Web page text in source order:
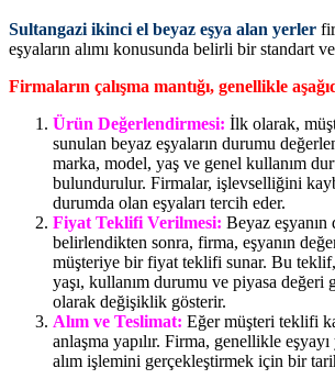
Sultangazi ikinci el beyaz eşya alan yerler
eşyaların alımı konusunda belirli bir standart
Firmaların çalışma mantığı, genellikle
Ürün Değerlendirmesi: İlk olarak,
sunulan beyaz eşyaların durumu
marka, model, yaş ve genel kullanım
bulundurulur. Firmalar, işlevselliğini
durumda olan eşyaları tercih eder.
Fiyat Teklifi Verilmesi: Beyaz eşyanın
belirlendikten sonra, firma, eşyanın
müşteriye bir fiyat teklifi sunar. Bu teklif,
yaşı, kullanım durumu ve piyasa değeri
olarak değişiklik gösterir.
Alım ve Teslimat: Eğer müşteri teklifi
anlaşma yapılır. Firma, genellikle
alım işlemini gerçekleştirmek için bir